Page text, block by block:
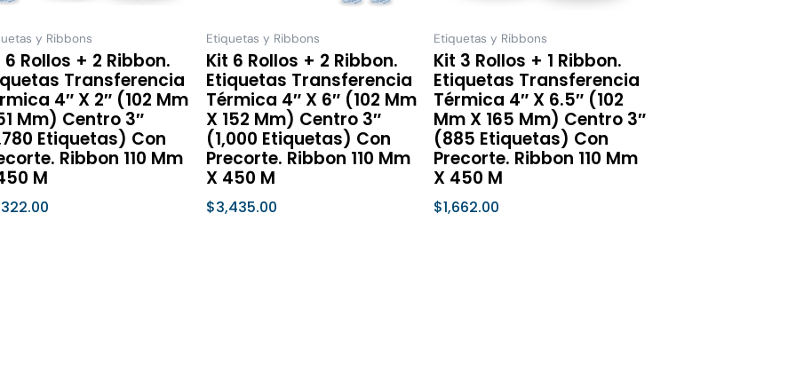
y Ribbons
6 Rollos + 2 Ribbon.
Transferencia
4″ X 2″ (102 Mm
Mm) Centro 3″
Etiquetas) Con
Ribbon 110 Mm
M
en
la
página
de
producto
Etiquetas y Ribbons
Kit 6 Rollos + 2 Ribbon.
Etiquetas Transferencia
Térmica 4″ X 6″ (102 Mm
X 152 Mm) Centro 3″
(1,000 Etiquetas) Con
Precorte. Ribbon 110 Mm
X 450 M
$3,435.00
en
la
página
de
producto
Etiquetas y Ribbons
Kit 3 Rollos + 1 Ribbon.
Etiquetas Transferencia
Térmica 4″ X 6.5″ (102
Mm X 165 Mm) Centro 3″
(885 Etiquetas) Con
Precorte. Ribbon 110 Mm
X 450 M
$1,662.00
en
la
página
de
producto